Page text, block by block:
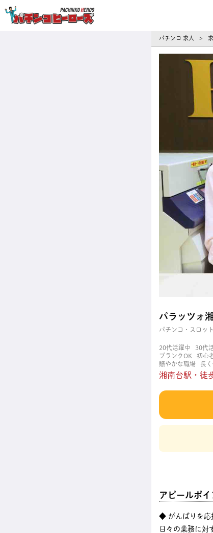
パチンコ 求人 >
パラッツォ
パチンコ・スロッ
20代活躍中 30代
ブランクOK
初心
賑やかな職場
長
湘南台駅・徒
アピールポイ
◆ がんばりを応
日々の業務に対